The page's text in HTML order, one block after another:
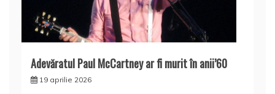
Adevăratul Paul McCartney ar fi murit în anii’60
19 aprilie 2026